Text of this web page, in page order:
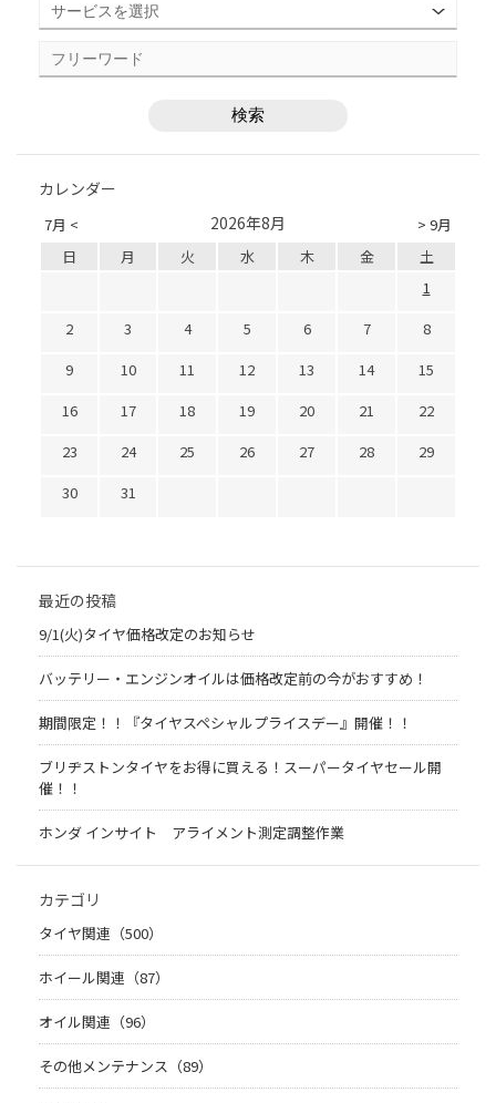
カレンダー
7月 < > 9月
2026年8月
日 月 火 水 木 金
土
1
2
3 4 5 6 7
8
9
10 11 12 13 14
15
16
17 18 19 20 21
22
23
24 25 26 27 28
29
30
31
最近の投稿
9/1(火)タイヤ価格改定のお知らせ
バッテリー・エンジンオイルは価格改定前の今がおすすめ！
期間限定！！『タイヤスペシャルプライスデー』開催！！
ブリヂストンタイヤをお得に買える！スーパータイヤセール開
催！！
ホンダ インサイト アライメント測定調整作業
カテゴリ
タイヤ関連（500）
ホイール関連（87）
オイル関連（96）
その他メンテナンス（89）